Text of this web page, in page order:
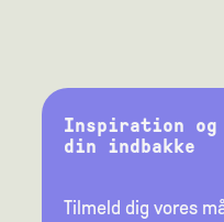
Inspiration
din indbakke
Tilmeld dig vores